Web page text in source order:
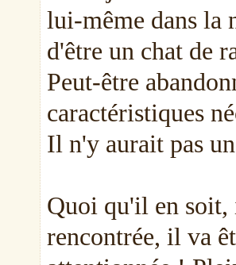
lui-même dans la
d'être un chat de
Peut-être
caractéristiques
Il n'y aurait pas
Quoi qu'il en soit,
rencontrée, il va